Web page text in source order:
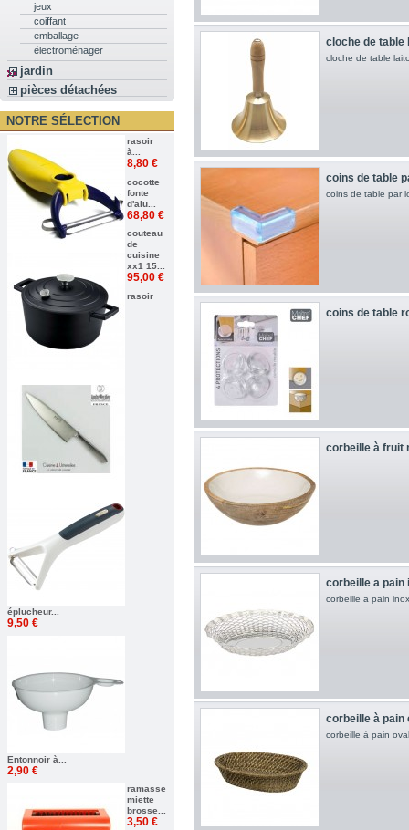
jeux
coiffant
emballage
électroménager
jardin
pièces détachées
NOTRE SÉLECTION
rasoir
à...
8,80 €
cocotte
fonte
d'alu...
68,80 €
couteau
de
cuisine
xx1 15...
95,00 €
rasoir
éplucheur...
9,50 €
Entonnoir à...
2,90 €
ramasse
miette
brosse...
3,50 €
cloche de table
cloche de table
coins de table
coins de table par
coins de table
corbeille à fruit
corbeille a pain
corbeille a pain
corbeille à pain
corbeille à pain